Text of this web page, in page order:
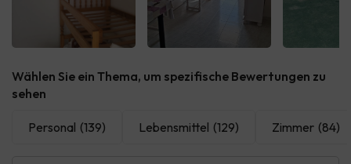
Wählen Sie ein Thema, um spezifische Bewertungen zu
sehen
Personal (139) Lebensmittel (129) Zimmer (84)